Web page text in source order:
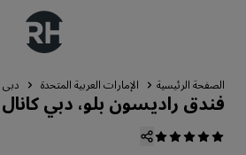
الصفحة الرئيسية الإمارات العربية المتحدة دبي
فندق راديسون بلو، دبي